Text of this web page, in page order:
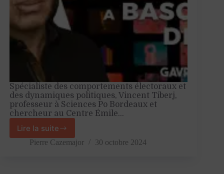
Spécialiste des comportements électoraux et
des dynamiques politiques, Vincent Tiberj,
professeur à Sciences Po Bordeaux et
chercheur au Centre Émile…
Lire la suite
«
La
Pierre Cazemajor 30 octobre 2024